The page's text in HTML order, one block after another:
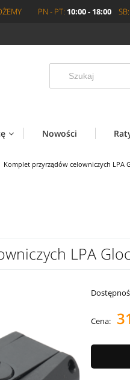
PN - PT: 10:00 - 18:00 SB:
Nowości
Komplet przyrządów celowniczych LPA
LPA
Cena: